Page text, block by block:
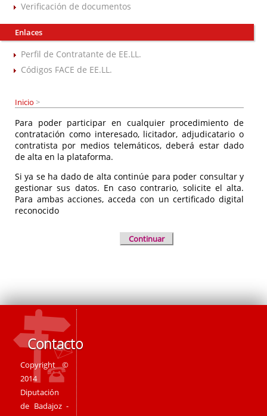
Verificación de documentos
Enlaces
Perfil de Contratante de EE.LL.
Códigos FACE de EE.LL.
Inicio >
Para poder participar en cualquier procedimiento de
contratación como interesado, licitador, adjudicatario o
contratista por medios telemáticos, deberá estar dado
de alta en la plataforma.
Si ya se ha dado de alta continúe para poder consultar y
gestionar sus datos. En caso contrario, solicite el alta.
Para ambas acciones, acceda con un certificado digital
reconocido
Continuar
Contacto
Copyright ©
2014
Diputación
de Badajoz -